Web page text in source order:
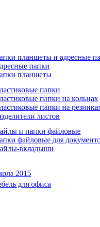
планшеты и адресные
папки
планшеты
папки
папки на кольцах
папки на
листов
и папки файловые
файловые для
вкладыши
2015
для офиса